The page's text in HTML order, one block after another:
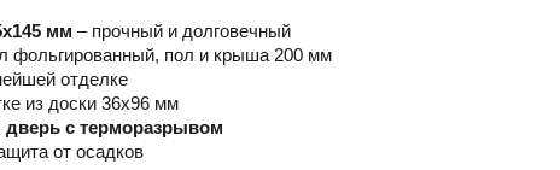
мм – прочный и долговечный
фольгированный, пол и крыша 200 мм
отделке
из доски 36х96 мм
с терморазрывом
от осадков